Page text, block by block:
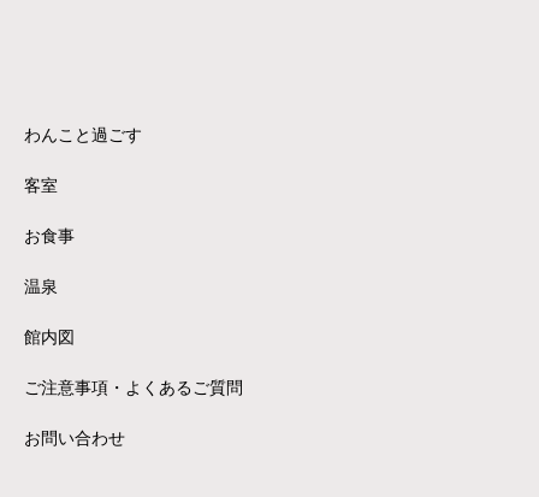
わんこと過ごす
客室
お食事
温泉
館内図
ご注意事項・よくあるご質問
お問い合わせ